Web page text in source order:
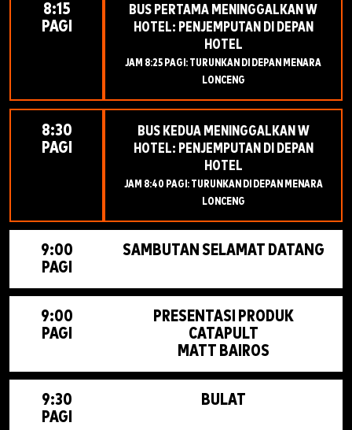
8:15
PAGI
BUS PERTAMA MENINGGALKAN W
HOTEL: PENJEMPUTAN DI DEPAN
HOTEL
JAM 8:25 PAGI: TURUNKAN DI DEPAN MENARA
LONCENG
8:30
PAGI
BUS KEDUA MENINGGALKAN W
HOTEL: PENJEMPUTAN DI DEPAN
HOTEL
JAM 8:40 PAGI: TURUNKAN DI DEPAN MENARA
LONCENG
9:00
PAGI
SAMBUTAN SELAMAT DATANG
9:00
PAGI
PRESENTASI PRODUK
CATAPULT
MATT BAIROS
9:30
PAGI
BULAT